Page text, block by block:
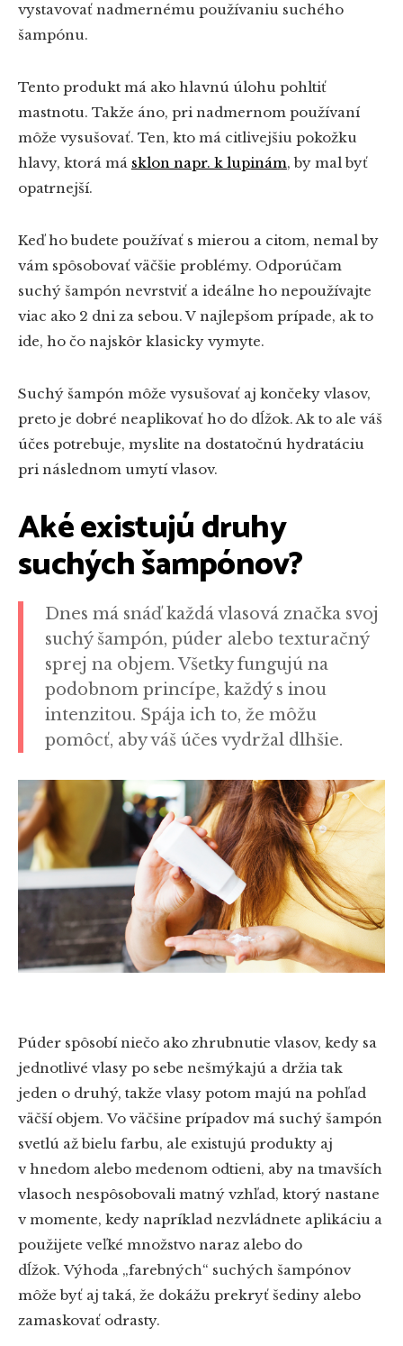
vystavovať nadmernému používaniu suchého
šampónu.
Tento produkt má ako hlavnú úlohu pohltiť
mastnotu. Takže áno, pri nadmernom používaní
môže vysušovať. Ten, kto má citlivejšiu pokožku
hlavy, ktorá má sklon napr. k lupinám, by mal byť
opatrnejší.
Keď ho budete používať s mierou a citom, nemal by
vám spôsobovať väčšie problémy. Odporúčam
suchý šampón nevrstviť a ideálne ho nepoužívajte
viac ako 2 dni za sebou. V najlepšom prípade, ak to
ide, ho čo najskôr klasicky vymyte.
Suchý šampón môže vysušovať aj končeky vlasov,
preto je dobré neaplikovať ho do dĺžok. Ak to ale váš
účes potrebuje, myslite na dostatočnú hydratáciu
pri následnom umytí vlasov.
Aké existujú druhy
suchých šampónov?
Dnes má snáď každá vlasová značka svoj
suchý šampón, púder alebo texturačný
sprej na objem. Všetky fungujú na
podobnom princípe, každý s inou
intenzitou. Spája ich to, že môžu
pomôcť, aby váš účes vydržal dlhšie.
Púder spôsobí niečo ako zhrubnutie vlasov, kedy sa
jednotlivé vlasy po sebe nešmýkajú a držia tak
jeden o druhý, takže vlasy potom majú na pohľad
väčší objem. Vo väčšine prípadov má suchý šampón
svetlú až bielu farbu, ale existujú produkty aj
v hnedom alebo medenom odtieni, aby na tmavších
vlasoch nespôsobovali matný vzhľad, ktorý nastane
v momente, kedy napríklad nezvládnete aplikáciu a
použijete veľké množstvo naraz alebo do
dĺžok. Výhoda „farebných“ suchých šampónov
môže byť aj taká, že dokážu prekryť šediny alebo
zamaskovať odrasty.